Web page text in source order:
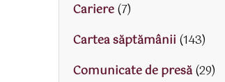
Cariere(7)
Cartea săptămânii (143)
Comunicate de presă(29)